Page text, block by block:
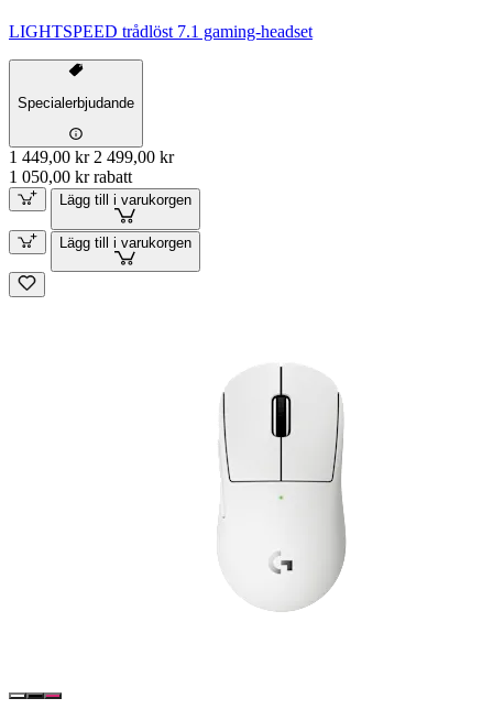
LIGHTSPEED trådlöst 7.1 gaming-headset
Specialerbjudande
1 449,00 kr 2 499,00 kr
1 050,00 kr rabatt
Lägg till i varukorgen
Lägg till i varukorgen